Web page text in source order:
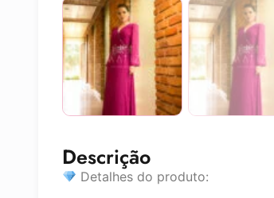
Descrição
Detalhes do produto: